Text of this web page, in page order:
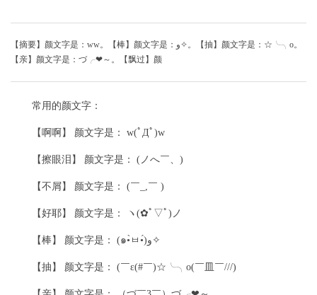
【摘要】颜文字是：ww。【棒】颜文字是：و✧。【抽】颜文字是：☆╰╮o。
【亲】颜文字是：づ╭❤～。【飘过】颜
常用的颜文字：
【啊啊】 颜文字是： w(ﾟДﾟ)w
【擦眼泪】 颜文字是： (ノへ￣、)
【不屑】 颜文字是： (￣_,￣ )
【好耶】 颜文字是： ヽ(✿ﾟ▽ﾟ)ノ
【棒】 颜文字是： (๑•̀ㅂ•́)و✧
【抽】 颜文字是： (￣ε(#￣)☆╰╮o(￣皿￣///)